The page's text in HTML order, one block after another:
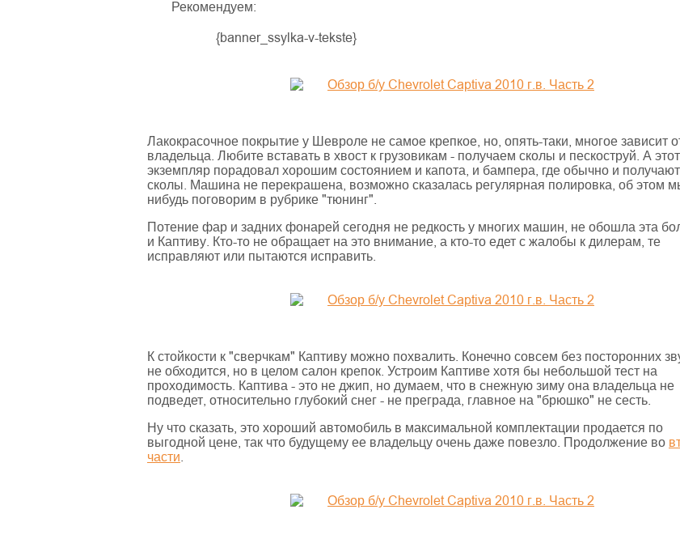
Рекомендуем:
{banner_ssylka-v-tekste}
Лакокрасочное покрытие у Шевроле не самое крепкое, но, опять-таки, многое зависит
владельца. Любите вставать в хвост к грузовикам - получаем сколы и пескоструй. А этот
экземпляр порадовал хорошим состоянием и капота, и бампера, где обычно и
сколы. Машина не перекрашена, возможно сказалась регулярная полировка, об этом
нибудь поговорим в рубрике "тюнинг".
Потение фар и задних фонарей сегодня не редкость у многих машин, не обошла эта
и Каптиву. Кто-то не обращает на это внимание, а кто-то едет с жалобы к дилерам, те
исправляют или пытаются исправить.
К стойкости к "сверчкам" Каптиву можно похвалить. Конечно совсем без посторонних
не обходится, но в целом салон крепок. Устроим Каптиве хотя бы небольшой тест на
проходимость. Каптива - это не джип, но думаем, что в снежную зиму она владельца не
подведет, относительно глубокий снег - не преграда, главное на "брюшко" не сесть.
Ну что сказать, это хороший автомобиль в максимальной комплектации продается по
выгодной цене, так что будущему ее владельцу очень даже повезло. Продолжение во
части